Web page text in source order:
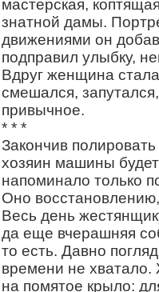
мастерская,
знатной дамы.
движениями он
подправил улыбку,
Вдруг женщина
смешался,
привычное.
* * *
Закончив
хозяин машины
напоминало только
Оно
Весь день
да еще вчерашняя
то есть. Давно
времени не
на помятое крыло: